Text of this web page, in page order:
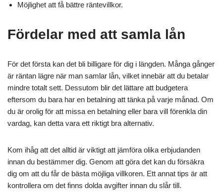
Möjlighet att få bättre räntevillkor.
Fördelar med att samla lån
För det första kan det bli billigare för dig i längden. Många gånger
är räntan lägre när man samlar lån, vilket innebär att du betalar
mindre totalt sett. Dessutom blir det lättare att budgetera
eftersom du bara har en betalning att tänka på varje månad. Om
du är orolig för att missa en betalning eller bara vill förenkla din
vardag, kan detta vara ett riktigt bra alternativ.
Kom ihåg att det alltid är viktigt att jämföra olika erbjudanden
innan du bestämmer dig. Genom att göra det kan du försäkra
dig om att du får de bästa möjliga villkoren. Ett annat tips är att
kontrollera om det finns dolda avgifter innan du slår till.